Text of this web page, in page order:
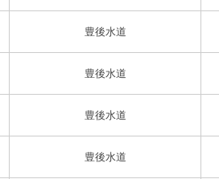
豊後水道
豊後水道
豊後水道
豊後水道